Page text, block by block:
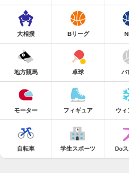
大相撲 Bリーグ
地方競馬 卓球 バ
モーター フィギュア ウィ
自転車 学生スポーツ Do